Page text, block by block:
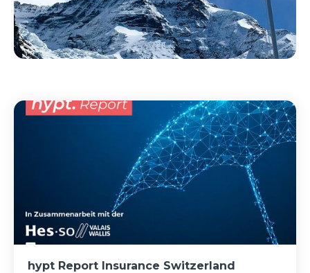
hypt Report Insurance Switzerland